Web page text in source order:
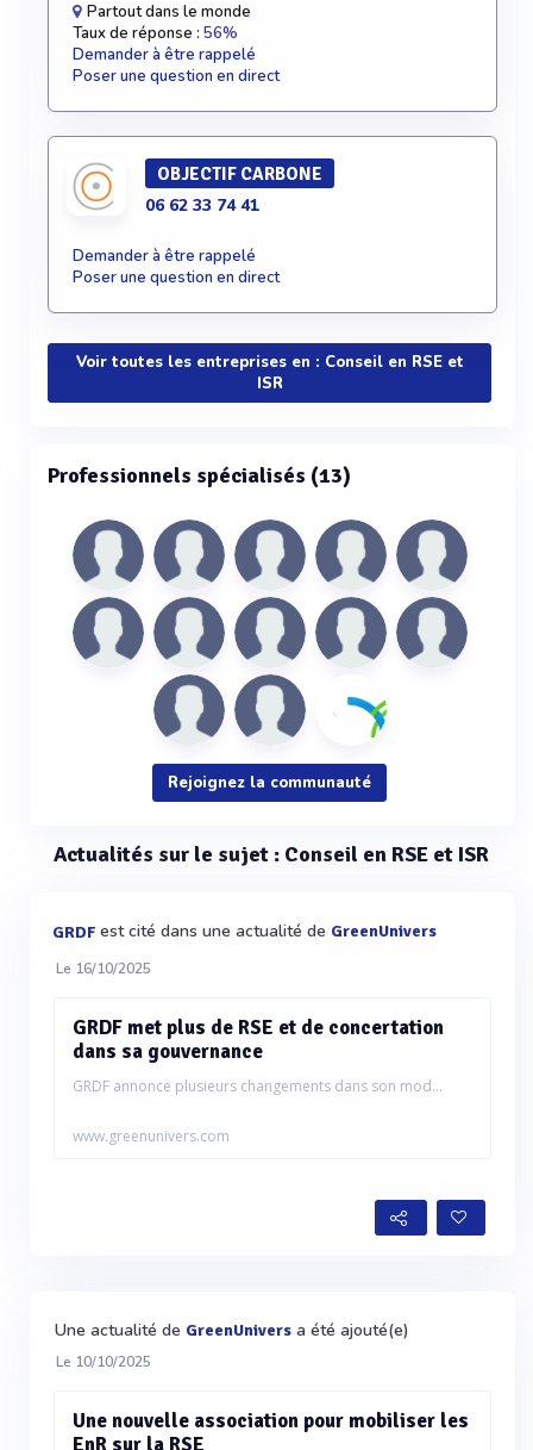
Partout dans le monde
Taux de réponse : 56%
Demander à être rappelé
Poser une question en direct
OBJECTIF CARBONE
06 62 33 74 41
Demander à être rappelé
Poser une question en direct
Voir toutes les entreprises en : Conseil en RSE et
ISR
Professionnels spécialisés (13)
Rejoignez la communauté
Actualités sur le sujet : Conseil en RSE et ISR
GRDF est cité dans une actualité de GreenUnivers
Le 16/10/2025
GRDF met plus de RSE et de concertation
dans sa gouvernance
GRDF annonce plusieurs changements dans son mod...
www.greenunivers.com
Une actualité de GreenUnivers a été ajouté(e)
Le 10/10/2025
Une nouvelle association pour mobiliser les
EnR sur la RSE